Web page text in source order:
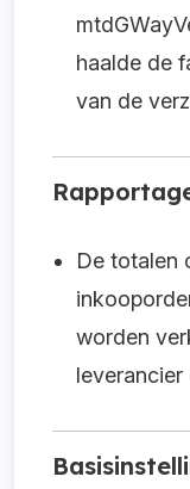
haalde de
van de
De totalen
worden
leverancier